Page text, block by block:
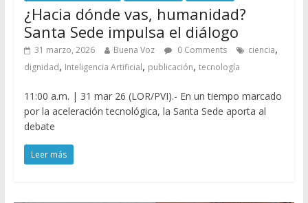
¿Hacia dónde vas, humanidad?
Santa Sede impulsa el diálogo
31 marzo, 2026 Buena Voz 0 Comments ciencia,
dignidad, Inteligencia Artificial, publicación, tecnología
11:00 a.m. | 31 mar 26 (LOR/PVI).- En un tiempo marcado
por la aceleración tecnológica, la Santa Sede aporta al
debate
Leer más